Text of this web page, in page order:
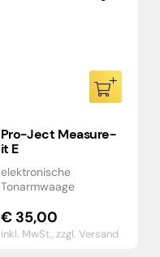
Pro-Ject Measure-
it E
elektronische
Tonarmwaage
€35,00
inkl. MwSt.,zzgl. Versand